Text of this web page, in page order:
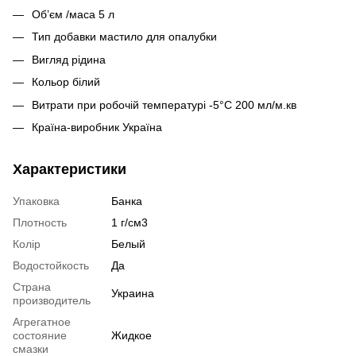
Об’єм /маса 5 л
Тип добавки мастило для опалубки
Вигляд рідина
Кольор білий
Витрати при робочій температурі -5°С 200 мл/м.кв
Країна-виробник Україна
Характеристики
Упаковка
Банка
Плотность
1 г/см3
Колір
Белый
Водостойкость
Да
Страна
производитель
Украина
Агрегатное
состояние
смазки
Жидкое